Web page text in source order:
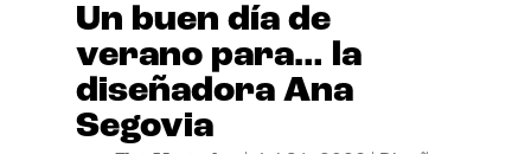
Un buen día de
verano para… la
diseñadora Ana
Segovia